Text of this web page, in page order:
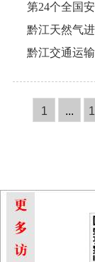
第24个全国
黔江天然气
黔江交通运
1 ...